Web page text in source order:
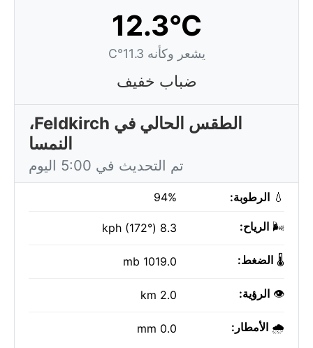
12.3°C
يشعر وكأنه 11.3°C
ضباب خفيف
الطقس الحالي في Feldkirch،
النمسا
تم التحديث في 5:00 اليوم
💧 الرطوبة: 94%
🌬️ الرياح: 8.3 kph (172°)
🌡️ الضغط: 1019.0 mb
👁️ الرؤية: 2.0 km
🌧️ الأمطار: 0.0 mm